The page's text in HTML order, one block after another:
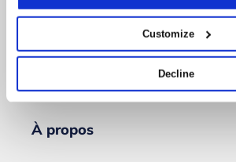
Customize
Decline
À propos